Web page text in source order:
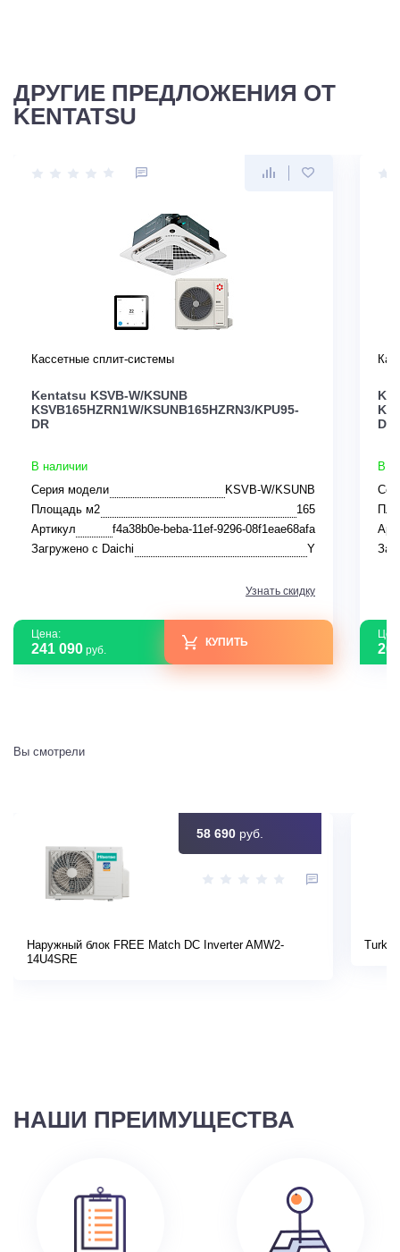
ДРУГИЕ ПРЕДЛОЖЕНИЯ ОТ
KENTATSU
Кассетные сплит-системы
Kentatsu KSVB-W/KSUNB
KSVB165HZRN1W/KSUNB165HZRN3/KPU95-
DR
В наличии
Серия модели
KSVB-W/KSUNB
Площадь м2
165
Артикул
f4a38b0e-beba-11ef-9296-08f1eae68afa
Загружено с Daichi
Y
Узнать скидку
Цена:
241 090 руб.
КУПИТЬ
DR
В
Вы смотрели
58 690 руб.
Наружный блок FREE Match DC Inverter AMW2-
14U4SRE
НАШИ ПРЕИМУЩЕСТВА